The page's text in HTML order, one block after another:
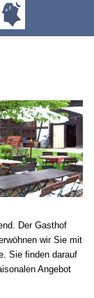
Der Gasthof
wir Sie mit
Sie finden darauf
Angebot